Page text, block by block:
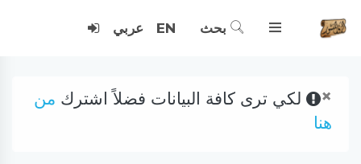
بحث EN عربي
× لكي ترى كافة البيانات فضلاً اشترك من
هنا